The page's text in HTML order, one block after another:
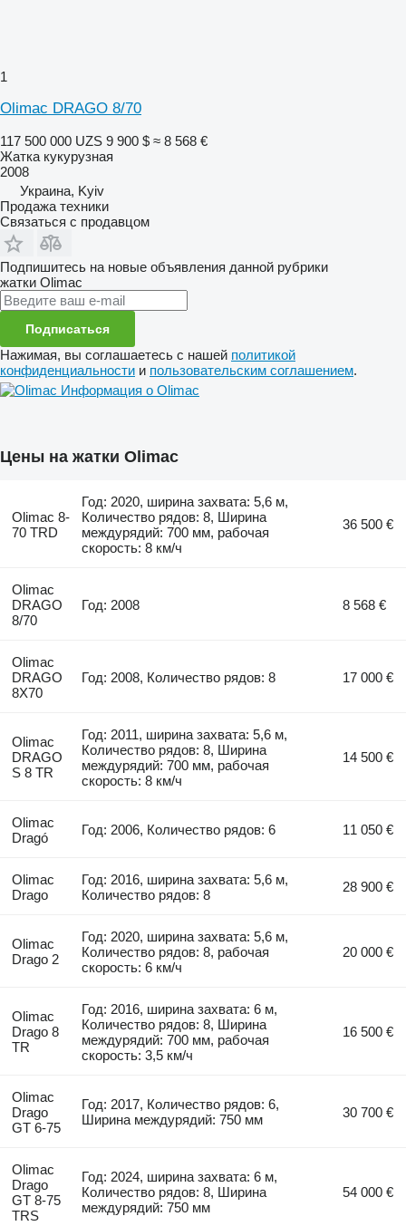
1
Olimac DRAGO 8/70
117 500 000 UZS 9 900 $ ≈ 8 568 €
Жатка кукурузная
2008
Украина, Kyiv
Продажа техники
Связаться с продавцом
Подпишитесь на новые объявления данной рубрики
жатки Olimac
Подписаться
Нажимая, вы соглашаетесь с нашей политикой
конфиденциальности и пользовательским соглашением.
Информация о Olimac
Цены на жатки Olimac
Olimac 8-
70 TRD
Год: 2020, ширина захвата: 5,6 м,
Количество рядов: 8, Ширина
междурядий: 700 мм, рабочая
скорость: 8 км/ч
36 500 €
Olimac
DRAGO
8/70
Год: 2008 8 568 €
Olimac
DRAGO
8X70
Год: 2008, Количество рядов: 8 17 000 €
Olimac
DRAGO
S 8 TR
Год: 2011, ширина захвата: 5,6 м,
Количество рядов: 8, Ширина
междурядий: 700 мм, рабочая
скорость: 8 км/ч
14 500 €
Olimac
Dragó
Год: 2006, Количество рядов: 6 11 050 €
Olimac
Drago
Год: 2016, ширина захвата: 5,6 м,
Количество рядов: 8
28 900 €
Olimac
Drago 2
Год: 2020, ширина захвата: 5,6 м,
Количество рядов: 8, рабочая
скорость: 6 км/ч
20 000 €
Olimac
Drago 8
TR
Год: 2016, ширина захвата: 6 м,
Количество рядов: 8, Ширина
междурядий: 700 мм, рабочая
скорость: 3,5 км/ч
16 500 €
Olimac
Drago
GT 6-75
Год: 2017, Количество рядов: 6,
Ширина междурядий: 750 мм
30 700 €
Olimac
Drago
GT 8-75
TRS
Год: 2024, ширина захвата: 6 м,
Количество рядов: 8, Ширина
междурядий: 750 мм
54 000 €